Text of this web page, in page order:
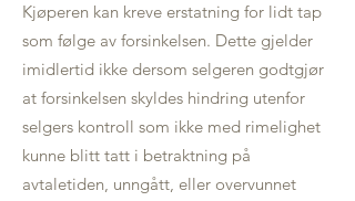
Kjøperen kan kreve erstatning for lidt tap
som følge av forsinkelsen. Dette gjelder
imidlertid ikke dersom selgeren godtgjør
at forsinkelsen skyldes hindring utenfor
selgers kontroll som ikke med rimelighet
kunne blitt tatt i betraktning på
avtaletiden, unngått, eller overvunnet